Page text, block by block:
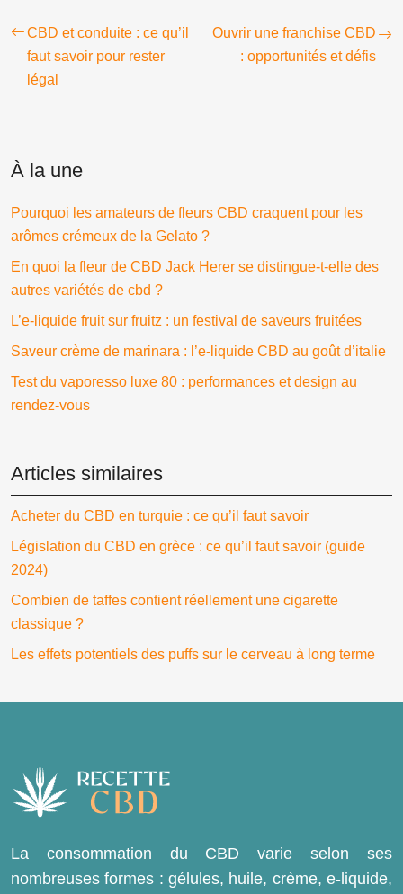
CBD et conduite : ce qu’il
faut savoir pour rester
légal
Ouvrir une franchise CBD
: opportunités et défis
À la une
Pourquoi les amateurs de fleurs CBD craquent pour les
arômes crémeux de la Gelato ?
En quoi la fleur de CBD Jack Herer se distingue-t-elle des
autres variétés de cbd ?
L’e-liquide fruit sur fruitz : un festival de saveurs fruitées
Saveur crème de marinara : l’e-liquide CBD au goût d’italie
Test du vaporesso luxe 80 : performances et design au
rendez-vous
Articles similaires
Acheter du CBD en turquie : ce qu’il faut savoir
Législation du CBD en grèce : ce qu’il faut savoir (guide
2024)
Combien de taffes contient réellement une cigarette
classique ?
Les effets potentiels des puffs sur le cerveau à long terme
La consommation du CBD varie selon ses
nombreuses formes : gélules, huile, crème, e-liquide,